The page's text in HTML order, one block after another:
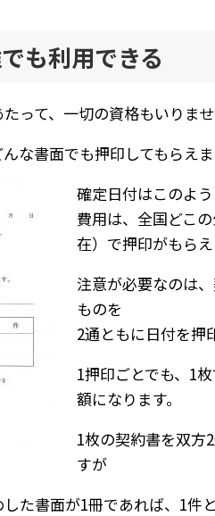
も利用できる
って、一切の資格もいりませ
な書面でも押印してもらえま
確定日付はこのよ
費用は、全国どこ
在）で押印がもらえ
注意が必要なのは
ものを
2通ともに日付を押
1押印ごとでも、1
額になります。
1枚の契約書を双方
すが
た書面が1冊であれば、1件と